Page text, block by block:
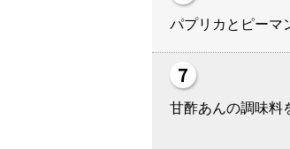
パプリカとピーマ
甘酢あんの